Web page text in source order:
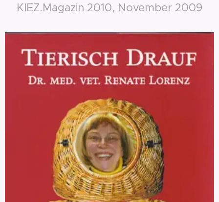
KIEZ.Magazin 2010, November 2009